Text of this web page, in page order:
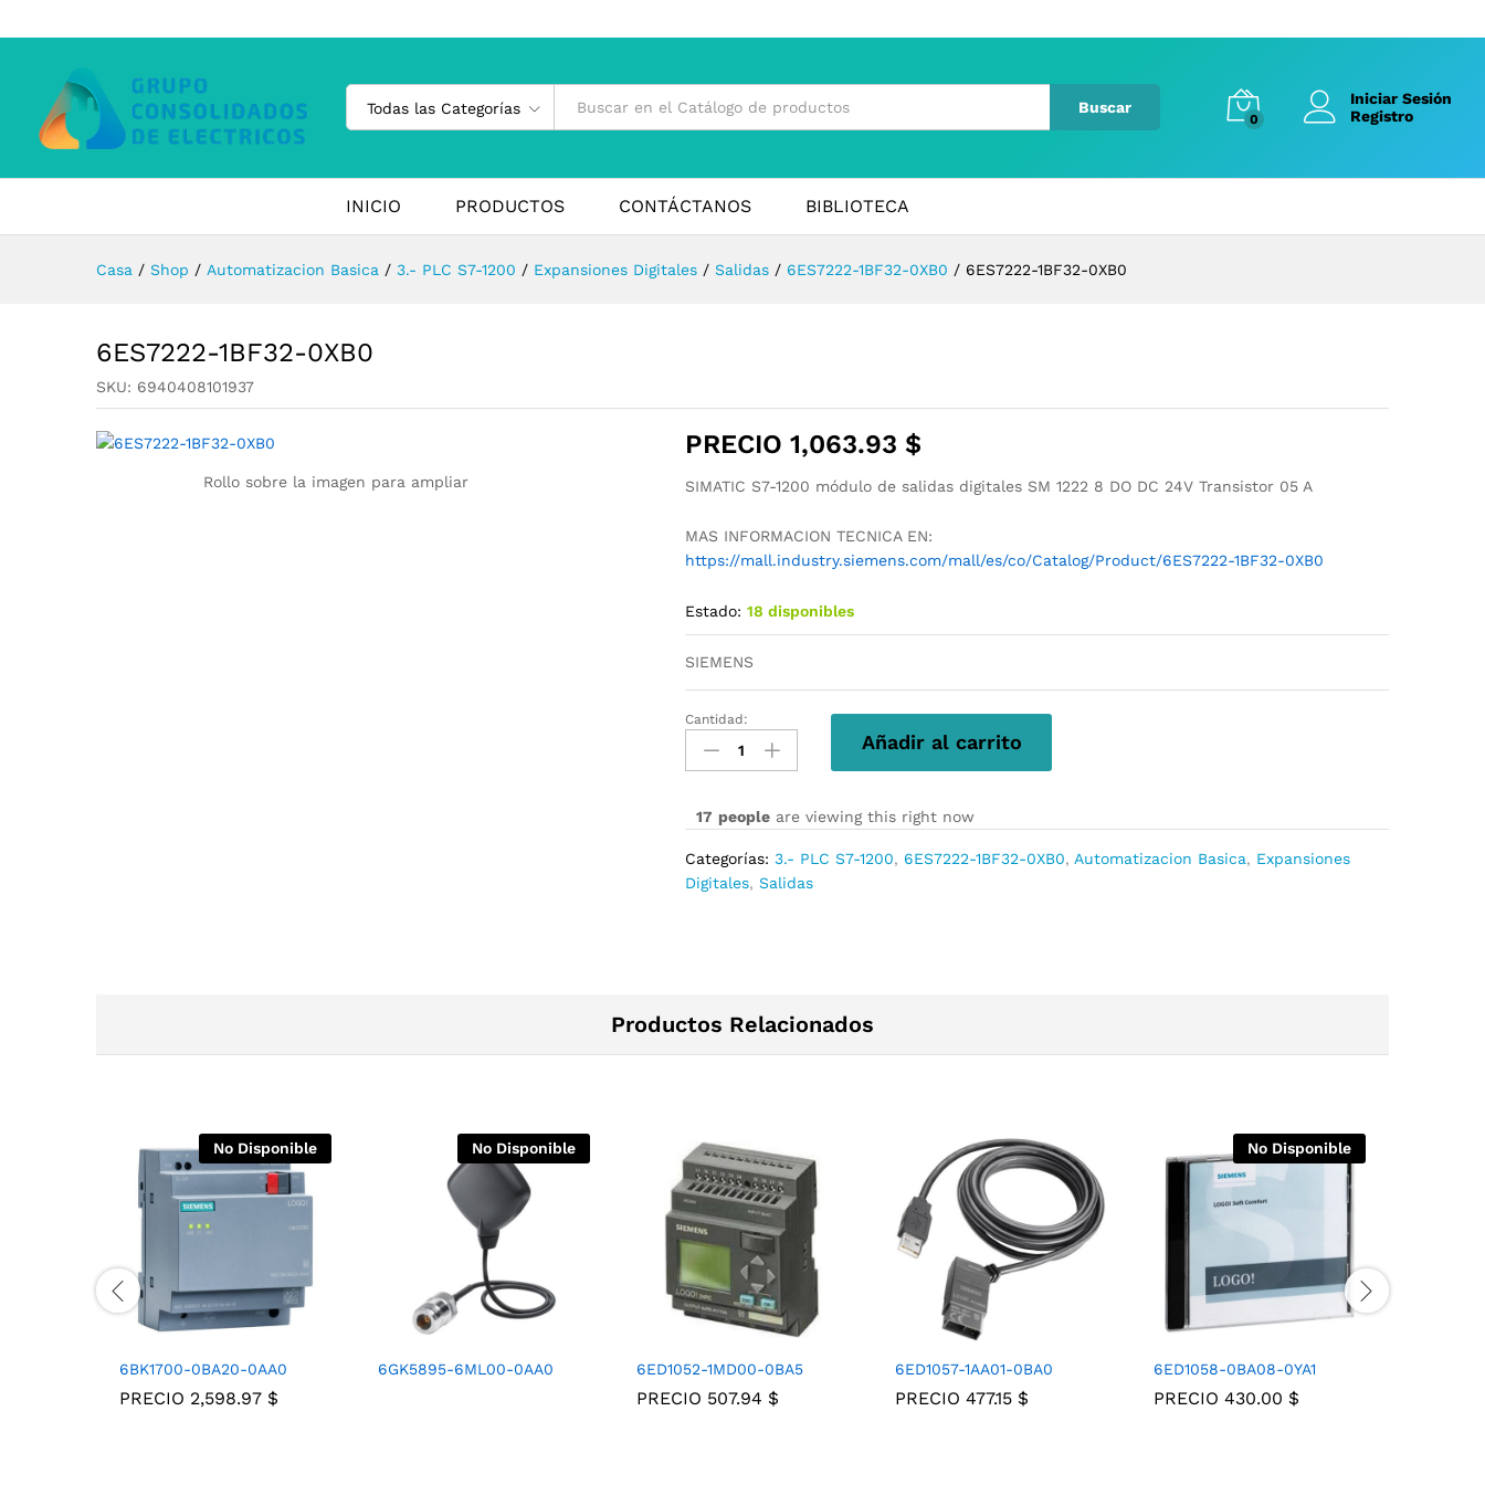
Todas las Categorías Buscar
0
Iniciar Sesión
Registro
INICIO PRODUCTOS CONTÁCTANOS BIBLIOTECA
Casa / Shop / Automatizacion Basica / 3.- PLC S7-1200 / Expansiones Digitales / Salidas / 6ES7222-1BF32-0XB0 / 6ES7222-1BF32-0XB0
6ES7222-1BF32-0XB0
SKU: 6940408101937
Rollo sobre la imagen para ampliar
PRECIO1,063.93 $
SIMATIC S7-1200 módulo de salidas digitales SM 1222 8 DO DC 24V Transistor 05 A
MAS INFORMACION TECNICA EN:
https://mall.industry.siemens.com/mall/es/co/Catalog/Product/6ES7222-1BF32-0XB0
Estado: 18 disponibles
SIEMENS
6ES7222-
1BF32-
0XB0
Cantidad:
Añadir al carrito
17 people are viewing this right now
Categorías:3.- PLC S7-1200, 6ES7222-1BF32-0XB0, Automatizacion Basica, Expansiones
Digitales,Salidas
Productos Relacionados
No Disponible
6BK1700-0BA20-0AA0
PRECIO 2,598.97 $
No Disponible
6GK5895-6ML00-0AA0 6ED1052-1MD00-0BA5
PRECIO 507.94 $
6ED1057-1AA01-0BA0
PRECIO 477.15 $
No Disponible
6ED1058-0BA08-0YA1
PRECIO 430.00 $